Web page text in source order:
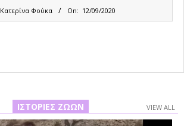
Κατερίνα Φούκα On: 12/09/2020
ΙΣΤΟΡΊΕΣ ΖΏΩΝ VIEW ALL